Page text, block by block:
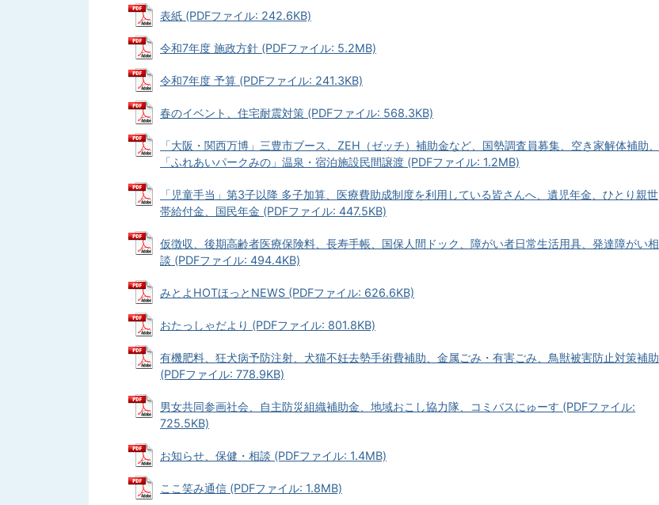
表紙 (PDFファイル: 242.6KB)
令和7年度 施政方針 (PDFファイル: 5.2MB)
令和7年度 予算 (PDFファイル: 241.3KB)
春のイベント、住宅耐震対策 (PDFファイル: 568.3KB)
「大阪・関西万博」三豊市ブース、ZEH（ゼッチ）補助金など、国勢調査員募集、空き家解体補助、
「ふれあいパークみの」温泉・宿泊施設民間譲渡 (PDFファイル: 1.2MB)
「児童手当」第3子以降 多子加算、医療費助成制度を利用している皆さんへ、遺児年金、ひとり親世
帯給付金、国民年金 (PDFファイル: 447.5KB)
仮徴収、後期高齢者医療保険料、長寿手帳、国保人間ドック、障がい者日常生活用具、発達障がい相
談 (PDFファイル: 494.4KB)
みとよHOTほっとNEWS (PDFファイル: 626.6KB)
おたっしゃだより (PDFファイル: 801.8KB)
有機肥料、狂犬病予防注射、犬猫不妊去勢手術費補助、金属ごみ・有害ごみ、鳥獣被害防止対策補助
(PDFファイル: 778.9KB)
男女共同参画社会、自主防災組織補助金、地域おこし協力隊、コミバスにゅーす (PDFファイル:
725.5KB)
お知らせ、保健・相談 (PDFファイル: 1.4MB)
ここ笑み通信 (PDFファイル: 1.8MB)